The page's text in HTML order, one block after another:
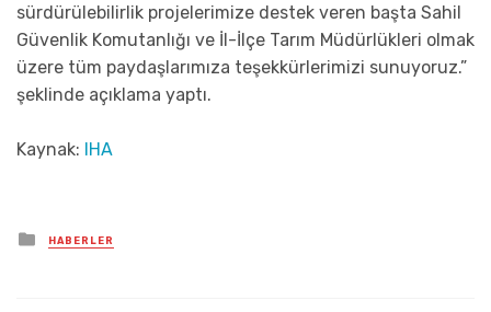
sürdürülebilirlik projelerimize destek veren başta Sahil
Güvenlik Komutanlığı ve İl-İlçe Tarım Müdürlükleri olmak
üzere tüm paydaşlarımıza teşekkürlerimizi sunuyoruz.”
şeklinde açıklama yaptı.
Kaynak: IHA
Posted
in
HABERLER